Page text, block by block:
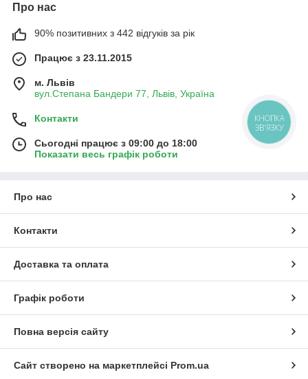
Про нас
90% позитивних з 442 відгуків за рік
Працює з 23.11.2015
м. Львів
вул.Степана Бандери 77, Львів, Україна
Контакти
Сьогодні працює з 09:00 до 18:00
Показати весь графік роботи
Про нас
Контакти
Доставка та оплата
Графік роботи
Повна версія сайту
Сайт створено на маркетплейсі Prom.ua
КНОПКА
ЗВ'ЯЗКУ